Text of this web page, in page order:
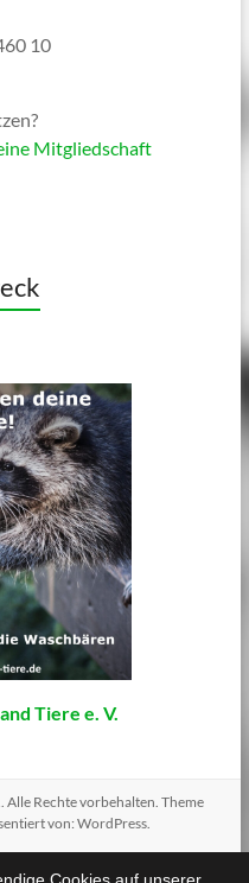
10
Mitgliedschaft
Tiere e. V.
. Alle Rechte vorbehalten. Theme
von:WordPress.